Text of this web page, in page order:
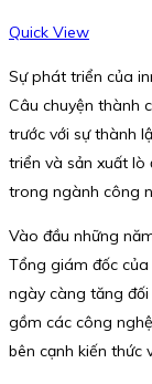
Quick View
Sự phát triển của
Câu chuyện thành
trước với sự thành
triển và sản xuất lò
trong ngành công
Vào đầu những
Tổng giám đốc của
ngày càng tăng
gồm các công
bên cạnh kiến thức